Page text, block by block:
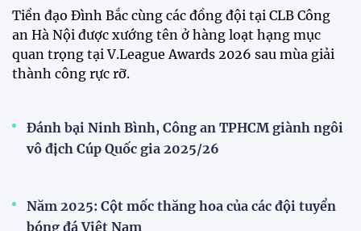
Bóng đá Việt Nam nhận giải thưởng đặc biệt từ
AFC
Bóng đá nữ Việt Nam đón cú hích lớn trước mùa
giải 2026
Đội tuyển trẻ